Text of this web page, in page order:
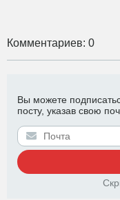
Комментариев: 0
Вы можете
посту, указав свою